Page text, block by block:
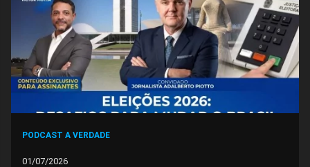
FacebookWhatsappTwitterMessengerTelegramGettr
PODCAST A VERDADE
01/07/2026